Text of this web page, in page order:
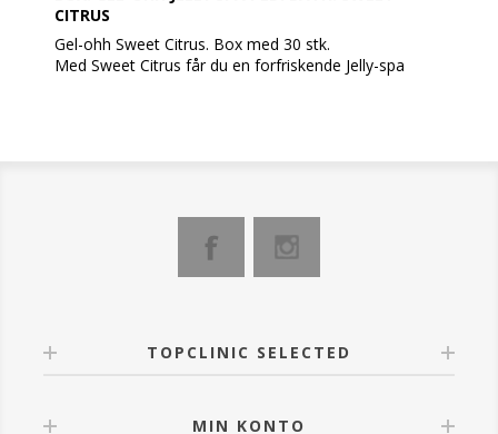
CITRUS
Gel-ohh Sweet Citrus. Box med 30 stk.
Med Sweet Citrus får du en forfriskende Jelly-spa
vandet holdes varmt i fem gange længere tid end
En super behagelig spa-oplevelse, som lindrer trætte
og ømme fødder.
konserveringsmidler og er fuld bionedbrydeligt.
Tilføj pakke nr. 1 i 5 liter varmt vand, og det vil
TOPCLINIC SELECTED
MIN KONTO